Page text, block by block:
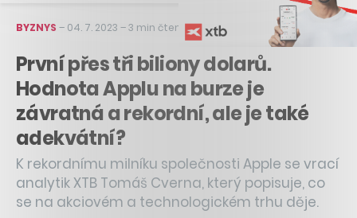
BYZNYS – 04. 7. 2023 –3 min čtení
První přes tři biliony dolarů.
Hodnota Applu na burze je
závratná a rekordní, ale je také
adekvátní?
K rekordnímu milníku společnosti Apple se vrací
analytik XTB Tomáš Cverna, který popisuje, co
se na akciovém a technologickém trhu děje.